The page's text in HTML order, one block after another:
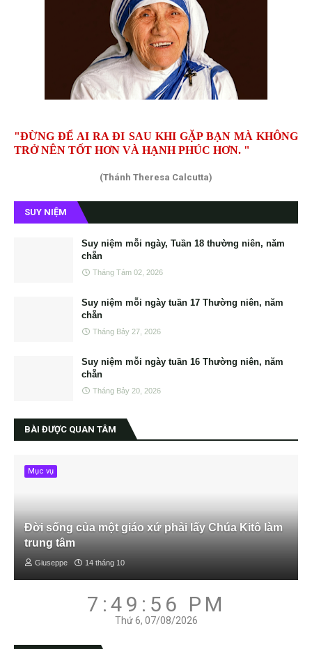
"ĐỪNG ĐỂ AI RA ĐI SAU KHI GẶP BẠN MÀ KHÔNG
TRỞ NÊN TỐT HƠN VÀ HẠNH PHÚC HƠN. "
(Thánh Theresa Calcutta)
SUY NIỆM
Suy niệm mỗi ngày, Tuần 18 thường niên, năm
chẵn
Tháng Tám 02, 2026
Suy niệm mỗi ngày tuần 17 Thường niên, năm
chẵn
Tháng Bảy 27, 2026
Suy niệm mỗi ngày tuần 16 Thường niên, năm
chẵn
Tháng Bảy 20, 2026
BÀI ĐƯỢC QUAN TÂM
Mục vụ
Đời sống của một giáo xứ phải lấy Chúa Kitô làm
trung tâm
Giuseppe 14 tháng 10
7:49:57 PM
Thứ 6, 07/08/2026